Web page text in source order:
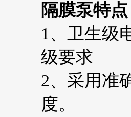
隔膜泵特
1、卫生级
级要求
2、采用准
度。